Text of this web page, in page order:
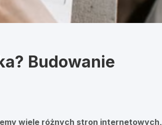
Budowanie
wiele różnych stron internetowych,